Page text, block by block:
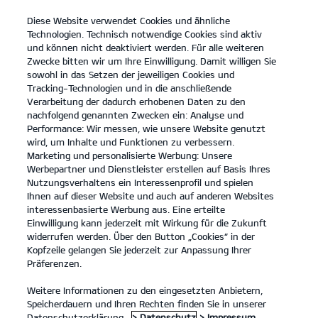
open
menu
KONTAKT
KIA ZERTIFIZIERTE GEBRAUCHTWAGEN
KIA ZERTIFIZIERTE GEBRAUCHTWAGEN
Diese Website verwendet Cookies und ähnliche
Technologien. Technisch notwendige Cookies sind aktiv
und können nicht deaktiviert werden. Für alle weiteren
Zwecke bitten wir um Ihre Einwilligung. Damit willigen Sie
sowohl in das Setzen der jeweiligen Cookies und
Tracking-Technologien und in die anschließende
Verarbeitung der dadurch erhobenen Daten zu den
nachfolgend genannten Zwecken ein: Analyse und
Performance: Wir messen, wie unsere Website genutzt
wird, um Inhalte und Funktionen zu verbessern.
Marketing und personalisierte Werbung: Unsere
Werbepartner und Dienstleister erstellen auf Basis Ihres
Nutzungsverhaltens ein Interessenprofil und spielen
Ihnen auf dieser Website und auch auf anderen Websites
interessenbasierte Werbung aus. Eine erteilte
Einwilligung kann jederzeit mit Wirkung für die Zukunft
widerrufen werden. Über den Button „Cookies“ in der
Kopfzeile gelangen Sie jederzeit zur Anpassung Ihrer
Präferenzen.
Weitere Informationen zu den eingesetzten Anbietern,
Speicherdauern und Ihren Rechten finden Sie in unserer